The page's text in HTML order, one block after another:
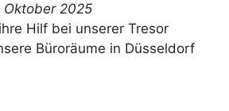
Oktober 2025
Hilf bei unserer Tresor
Büroräume in Düsseldorf